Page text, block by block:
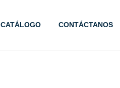
CATÁLOGO CONTÁCTANOS